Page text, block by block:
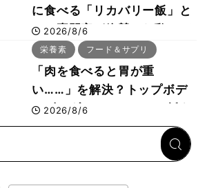
に食べる「リカバリー飯」と
は？専門家が絶賛した鶏レバ
ー活用法
2026/8/6
栄養素 フード＆サプリ
「肉を食べると胃が重
い……」を解決？トップボデ
ィビルダーのリカバリー飯を
専門家がロジカル解説
2026/8/6